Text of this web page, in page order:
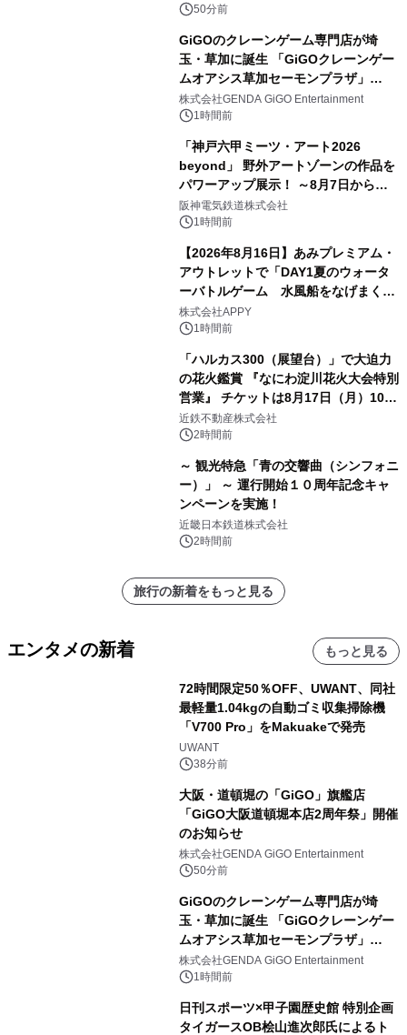
50分前
GiGOのクレーンゲーム専門店が埼
玉・草加に誕生 「GiGOクレーンゲー
ムオアシス草加セーモンプラザ」
2026年8月7日(金)10時グランドオープ
ン
株式会社GENDA GiGO Entertainment
1時間前
「神戸六甲ミーツ・アート2026
beyond」 野外アートゾーンの作品を
パワーアップ展示！ ～8月7日からは
直前割パスポートを販売～
阪神電気鉄道株式会社
1時間前
【2026年8月16日】あみプレミアム・
アウトレットで「DAY1夏のウォータ
ーバトルゲーム 水風船をなげまくろ
う！」を開催
株式会社APPY
1時間前
「ハルカス300（展望台）」で大迫力
の花火鑑賞 『なにわ淀川花火大会特別
営業』 チケットは8月17日（月）10時
00分から販売開始！
近鉄不動産株式会社
2時間前
～ 観光特急「青の交響曲（シンフォニ
ー）」 ～ 運行開始１０周年記念キャ
ンペーンを実施！
近畿日本鉄道株式会社
2時間前
旅行の新着をもっと見る
エンタメの新着 もっと見る
72時間限定50％OFF、UWANT、同社
最軽量1.04kgの自動ゴミ収集掃除機
「V700 Pro」をMakuakeで発売
UWANT
38分前
大阪・道頓堀の「GiGO」旗艦店
「GiGO大阪道頓堀本店2周年祭」開催
のお知らせ
株式会社GENDA GiGO Entertainment
50分前
GiGOのクレーンゲーム専門店が埼
玉・草加に誕生 「GiGOクレーンゲー
ムオアシス草加セーモンプラザ」
2026年8月7日(金)10時グランドオープ
ン
株式会社GENDA GiGO Entertainment
1時間前
日刊スポーツ×甲子園歴史館 特別企画
タイガースOB桧山進次郎氏によるト